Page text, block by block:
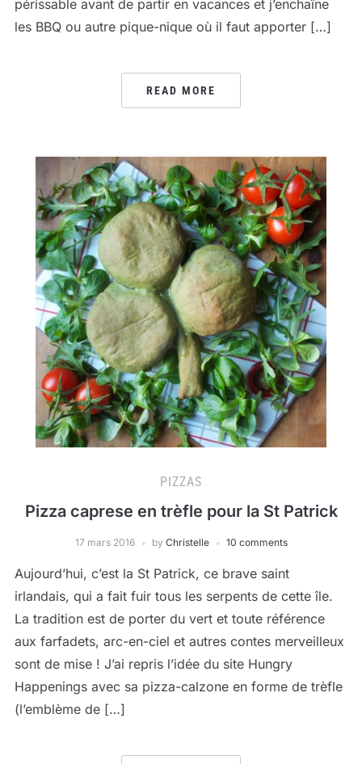
périssable avant de partir en vacances et j’enchaîne
les BBQ ou autre pique-nique où il faut apporter […]
READ MORE
PIZZAS
Pizza caprese en trèfle pour la St Patrick
17 mars 2016 by Christelle 10 comments
Aujourd’hui, c’est la St Patrick, ce brave saint
irlandais, qui a fait fuir tous les serpents de cette île.
La tradition est de porter du vert et toute référence
aux farfadets, arc-en-ciel et autres contes merveilleux
sont de mise ! J’ai repris l’idée du site Hungry
Happenings avec sa pizza-calzone en forme de trèfle
(l’emblème de […]